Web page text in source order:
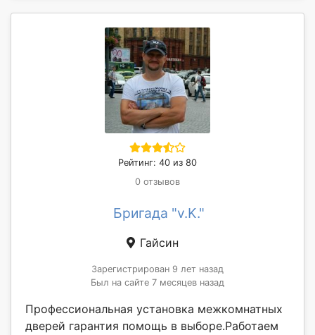
Рейтинг: 40 из 80
0 отзывов
Бригада "v.K."
Гайсин
Зарегистрирован 9 лет назад
Был на сайте 7 месяцев назад
Профессиональная установка межкомнатных
дверей гарантия помощь в выборе.Работаем